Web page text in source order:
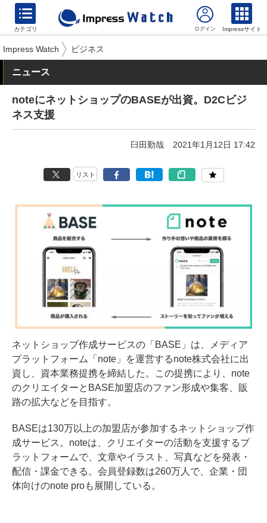
カテゴリ Impressサイト
Impress Watch ビジネス
ニュース
noteにネットショップのBASEが出資。D2Cビジ
ネス支援
臼田勤哉 2021年1月12日 17:42
リスト
ネットショップ作成サービスの「BASE」は、メディア
プラットフォーム「note」を運営するnote株式会社に出
資し、資本業務提携を締結した。この提携により、note
のクリエイターとBASE加盟店のファン形成や集客、販
路の拡大などを目指す。
BASEは130万以上の加盟店が参加するネットショップ作
成サービス。noteは、クリエイターの活動を支援するプ
ラットフォームで、文章やイラスト、写真などを発表・
配信・課金できる。会員登録数は260万人で、企業・団
体向けのnote proも展開している。